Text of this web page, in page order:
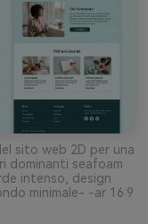
sito web 2D per una
dominanti seafoam
intenso, design
minimale- -ar 16:9